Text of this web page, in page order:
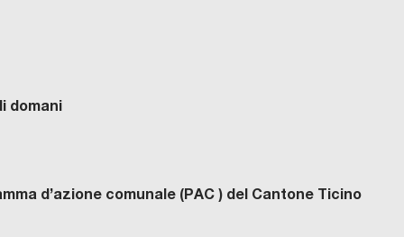
domani
d’azione comunale (PAC ) del Cantone Ticino